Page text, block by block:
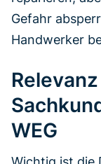
Gefahr
Handwerker
WEG